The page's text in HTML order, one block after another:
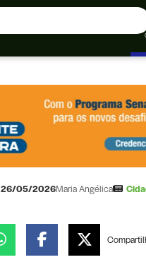
26/05/2026Maria Angélica